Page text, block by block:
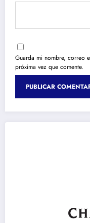
Guarda mi nombre, correo
próxima vez que comente.